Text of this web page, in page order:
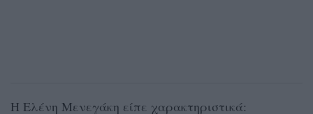
Η Ελένη Μενεγάκη είπε χαρακτηριστικά: